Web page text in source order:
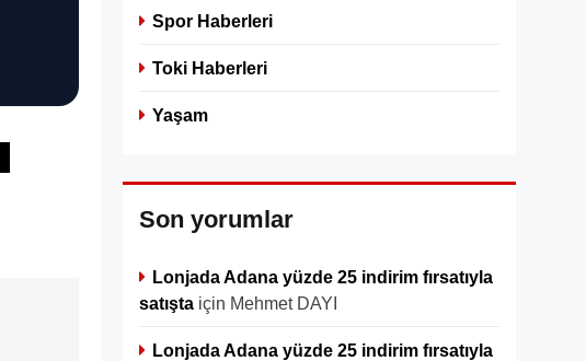
Spor Haberleri
Toki Haberleri
Yaşam
Son yorumlar
Lonjada Adana yüzde 25 indirim fırsatıyla
satışta için Mehmet DAYI
Lonjada Adana yüzde 25 indirim fırsatıyla